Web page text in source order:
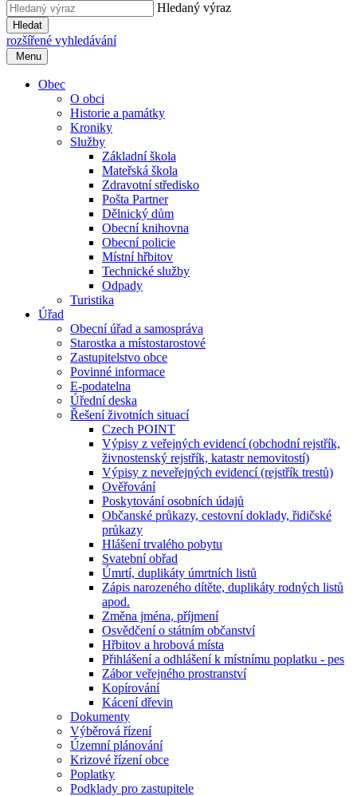
Hledaný výraz
Hledat
rozšířené vyhledávání
Menu
Obec
O obci
Historie a památky
Kroniky
Služby
Základní škola
Mateřská škola
Zdravotní středisko
Pošta Partner
Dělnický dům
Obecní knihovna
Obecní policie
Místní hřbitov
Technické služby
Odpady
Turistika
Úřad
Obecní úřad a samospráva
Starostka a místostarostové
Zastupitelstvo obce
Povinné informace
E-podatelna
Úřední deska
Řešení životních situací
Czech POINT
Výpisy z veřejných evidencí (obchodní rejstřík,
živnostenský rejstřík, katastr nemovitostí)
Výpisy z neveřejných evidencí (rejstřík trestů)
Ověřování
Poskytování osobních údajů
Občanské průkazy, cestovní doklady, řidičské
průkazy
Hlášení trvalého pobytu
Svatební obřad
Úmrtí, duplikáty úmrtních listů
Zápis narozeného dítěte, duplikáty rodných listů
apod.
Změna jména, příjmení
Osvědčení o státním občanství
Hřbitov a hrobová místa
Přihlášení a odhlášení k místnímu poplatku - pes
Zábor veřejného prostranství
Kopírování
Kácení dřevin
Dokumenty
Výběrová řízení
Územní plánování
Krizové řízení obce
Poplatky
Podklady pro zastupitele